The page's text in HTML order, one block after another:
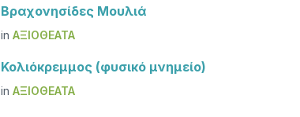
Βραχονησίδες Μουλιά
inΑΞΙΟΘΈΑΤΑ
Κολιόκρεμμος (φυσικό μνημείο)
inΑΞΙΟΘΈΑΤΑ